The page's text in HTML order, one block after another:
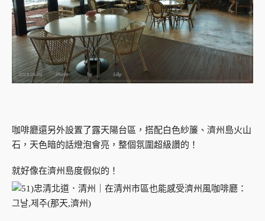
咖啡廳還另外設置了露天陽台區，搭配白色紗簾、濟州島火山
石，天色暗的話燈泡會亮，整個氛圍超級讚的！
就好像在濟州島度假似的！